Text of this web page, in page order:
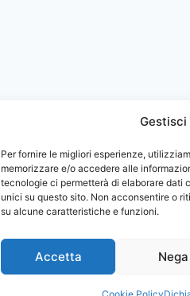
Gestisci
Per fornire le migliori esperienze,
memorizzare e/o accedere alle
tecnologie ci permetterà di elaborare dati
unici su questo sito. Non acconsentire o
su alcune caratteristiche e funzioni.
Accetta Nega
CIAM